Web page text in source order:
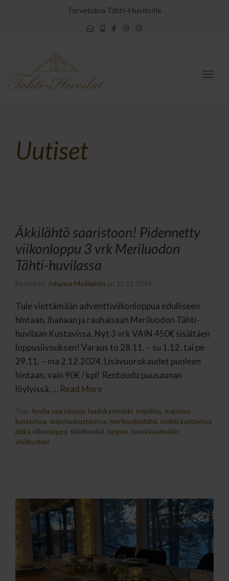
Tervetuloa Tähti-Huviloille
Uutiset
Äkkilähtö saaristoon! Pidennetty
viikonloppu 3 vrk Meriluodon
Tähti-huvilassa
Posted by Johanna Matilainen on 25.11.2024
Tule viettämään adventtiviikonloppua edulliseen
hintaan, ihanaan ja rauhaisaan Meriluodon Tähti-
huvilaan Kustavissa. Nyt 3 vrk VAIN 450€ sisältäen
loppusiivouksen! Varaus to 28.11. – su 1.12. tai pe
29.11. – ma 2.12.2024. Lisävuorokaudet puoleen
hintaan, vain 90€ / kpl! Rentoudu puusaunan
löylyissä, … Read More
Tags: huvila saaristossa laadukasmökki majoitus majoitus
kustavissa majoituskustavissa meriluodontähti mökki kustavissa
pitkä viikonloppu tähtihuvilat tarjous tasokkaatmökit
visitkustavi